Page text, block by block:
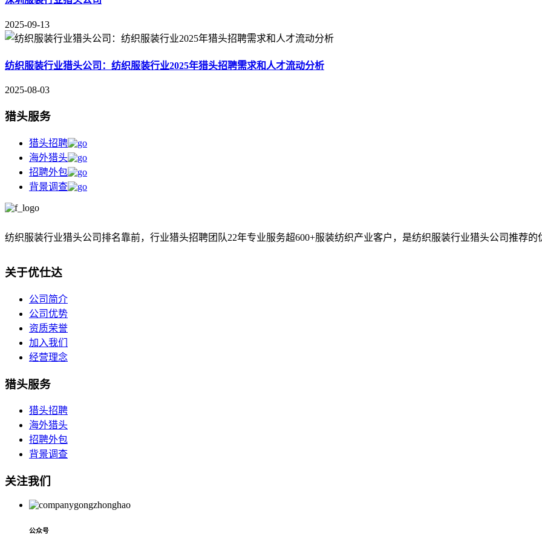
2025-09-13
纺织服装行业猎头公司：纺织服装行业2025年猎头招聘需求和人才流动分析
2025-08-03
猎头服务
猎头招聘
海外猎头
招聘外包
背景调查
纺织服装行业猎头公司排名靠前， 行业猎头招聘团队22年专业服务超600+服装纺织产业客户，是纺织服装行业猎头公司推荐的
关于优仕达
公司简介
公司优势
资质荣誉
加入我们
经营理念
猎头服务
猎头招聘
海外猎头
招聘外包
背景调查
关注我们
公众号